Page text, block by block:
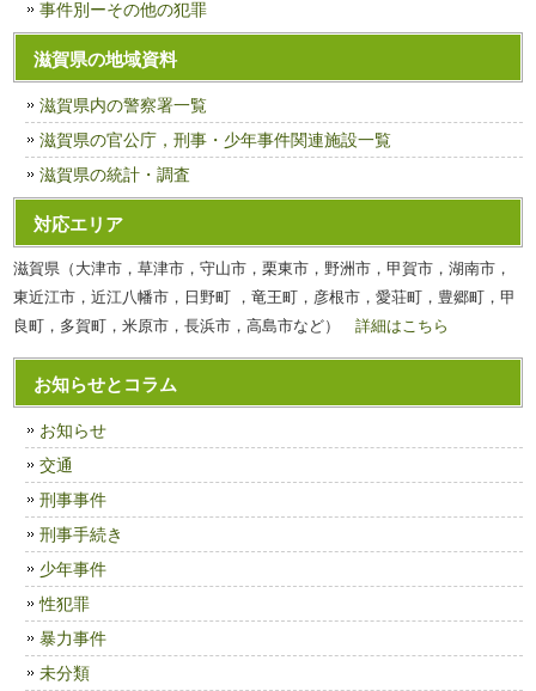
事件別ーその他の犯罪
滋賀県の地域資料
滋賀県内の警察署一覧
滋賀県の官公庁，刑事・少年事件関連施設一覧
滋賀県の統計・調査
対応エリア
滋賀県（大津市，草津市，守山市，栗東市，野洲市，甲賀市，湖南市，
東近江市，近江八幡市，日野町 ，竜王町，彦根市，愛荘町，豊郷町，甲
良町，多賀町，米原市，長浜市，高島市など）詳細はこちら
お知らせとコラム
お知らせ
交通
刑事事件
刑事手続き
少年事件
性犯罪
暴力事件
未分類